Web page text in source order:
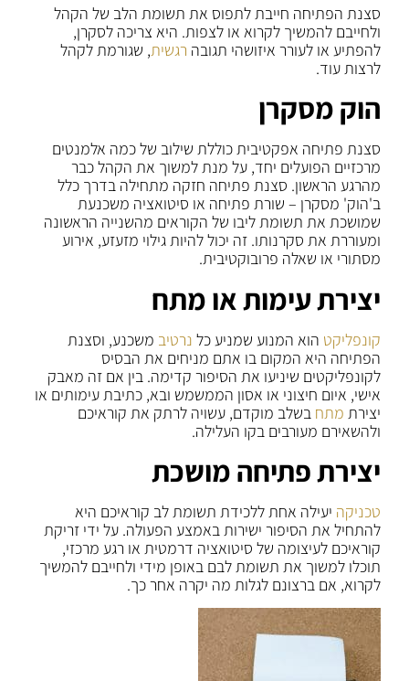
סצנת הפתיחה חייבת לתפוס את תשומת הלב של הקהל
ולחייבם להמשיך לקרוא או לצפות. היא צריכה לסקרן,
להפתיע או לעורר איזושהי תגובה רגשית, שגורמת לקהל
לרצות עוד.
הוק מסקרן
סצנת פתיחה אפקטיבית כוללת שילוב של כמה אלמנטים
מרכזיים הפועלים יחד, על מנת למשוך את הקהל כבר
מהרגע הראשון. סצנת פתיחה חזקה מתחילה בדרך כלל
ב'הוק' מסקרן – שורת פתיחה או סיטואציה משכנעת
שמושכת את תשומת ליבו של הקוראים מהשנייה הראשונה
ומעוררת את סקרנותו. זה יכול להיות גילוי מזעזע, אירוע
מסתורי או שאלה פרובוקטיבית.
יצירת עימות או מתח
קונפליקט הוא המנוע שמניע כל נרטיב משכנע, וסצנת
הפתיחה היא המקום בו אתם מניחים את הבסיס
לקונפליקטים שיניעו את הסיפור קדימה. בין אם זה מאבק
אישי, איום חיצוני או אסון הממשמש ובא, כתיבת עימותים או
יצירת מתח בשלב מוקדם, עשויה לרתק את קוראיכם
ולהשאירם מעורבים בקו העלילה.
יצירת פתיחה מושכת
טכניקה יעילה אחת ללכידת תשומת לב קוראיכם היא
להתחיל את הסיפור ישירות באמצע הפעולה. על ידי זריקת
קוראיכם לעיצומה של סיטואציה דרמטית או רגע מרכזי,
תוכלו למשוך את תשומת לבם באופן מידי ולחייבם להמשיך
לקרוא, אם ברצונם לגלות מה יקרה אחר כך.